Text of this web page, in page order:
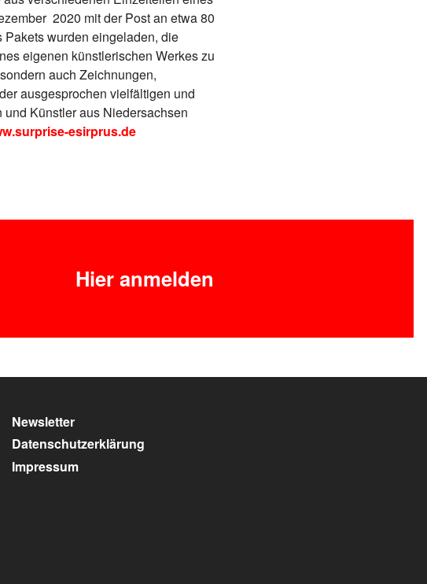
2020 mit der Post an etwa 80
wurden eingeladen, die
eigenen künstlerischen Werkes zu
auch Zeichnungen,
ausgesprochen vielfältigen und
Künstler aus Niedersachsen
esirprus.de
Hier anmelden
Newsletter
Datenschutzerklärung
Impressum